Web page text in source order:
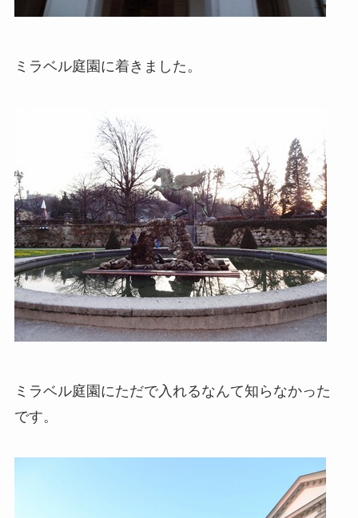
ミラベル庭園に着きました。
ミラベル庭園にただで入れるなんて知らなかった
です。